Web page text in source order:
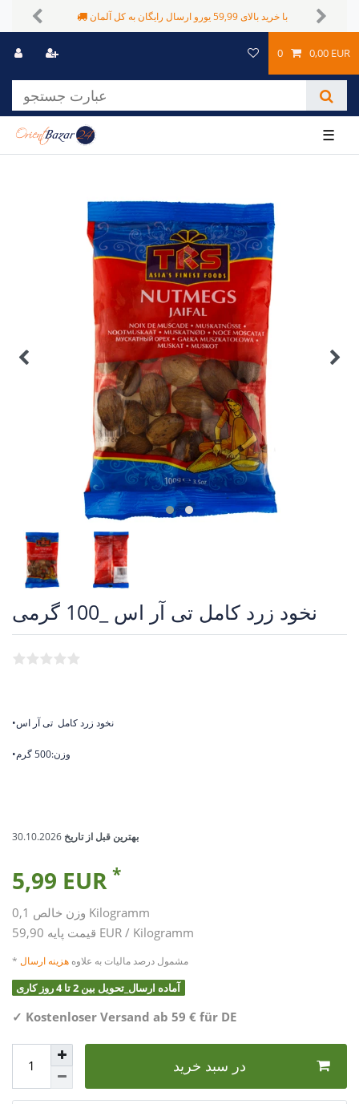
با خرید بالای 59,99 یورو ارسال رایگان به کل آلمان شیوه های پرداخت متفاوت Previous Next
0 0,00 EUR
☰
نخود زرد کامل تی آر اس _100 گرمی
•نخود زرد کامل تی آر اس
•وزن:500 گرم
بهترین قبل از تاریخ 30.10.2026
5,99 EUR *
وزن خالص Kilogramm
قیمت پایه 59,90 EUR / Kilogramm
* مشمول درصد مالیات به علاوه هزینه ارسال
آماده ارسال_تحویل بین 2 تا 4 روز کاری
✓ Kostenloser Versand ab 59 € für DE
در سبد خرید